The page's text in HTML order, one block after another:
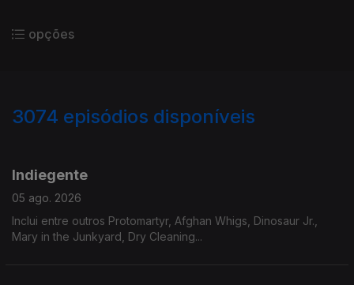
opções
3074 episódios disponíveis
Indiegente
05 ago. 2026
Inclui entre outros Protomartyr, Afghan Whigs, Dinosaur Jr.,
Mary in the Junkyard, Dry Cleaning...